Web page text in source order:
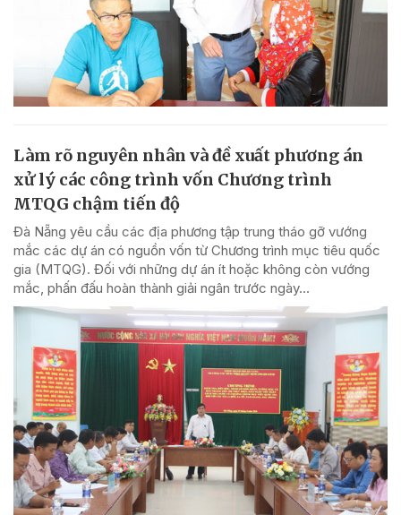
Làm rõ nguyên nhân và đề xuất phương án
xử lý các công trình vốn Chương trình
MTQG chậm tiến độ
Đà Nẵng yêu cầu các địa phương tập trung tháo gỡ vướng
mắc các dự án có nguồn vốn từ Chương trình mục tiêu quốc
gia (MTQG). Đối với những dự án ít hoặc không còn vướng
mắc, phấn đấu hoàn thành giải ngân trước ngày...